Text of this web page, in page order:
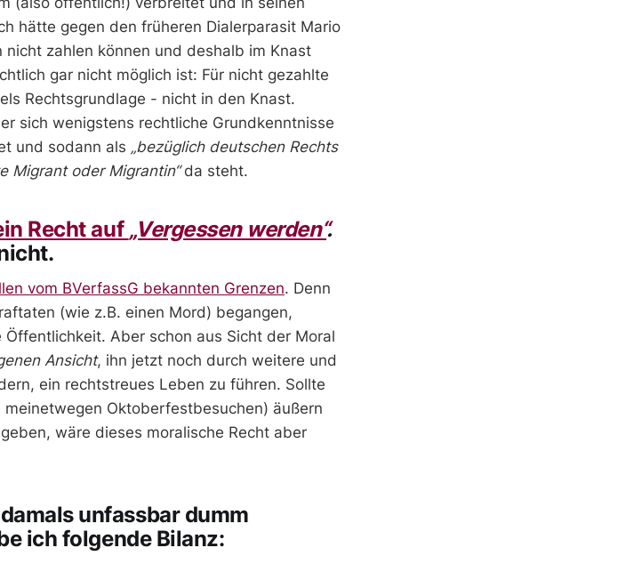
hätte gegen den früheren Dialerparasit Mario
zahlen können und deshalb im Knast
gar nicht möglich ist: Für nicht gezahlte
Rechtsgrundlage - nicht in den Knast.
sich wenigstens rechtliche Grundkenntnisse
und sodann als „bezüglich deutschen Rechts
Migrant oder Migrantin“da steht.
Recht auf „Vergessen werden“.
vom BVerfassG bekannten Grenzen. Denn
(wie z.B. einen Mord) begangen,
Aber schon aus Sicht der Moral
Ansicht, ihn jetzt noch durch weitere und
ein rechtstreues Leben zu führen. Sollte
Oktoberfestbesuchen) äußern
wäre dieses moralische Recht aber
unfassbar dumm
ich folgende Bilanz: